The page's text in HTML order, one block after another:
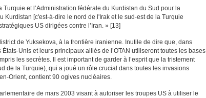
et l’Administration fédérale du Kurdistan du Sud pour la
Kurdistan [c'est-à-dire le nord de l'Irak et le sud-est de la Turquie
US dirigées contre l’Iran. » [13]
de Yuksekova, à la frontière iranienne. Inutile de dire que, dans
États-Unis et leurs principaux alliés de l’OTAN utiliseront toutes les bases
les secrètes. Il est important de garder à l’esprit que la tristement
de la Turquie), qui a joué un rôle crucial dans toutes les invasions
Orient, contient 90 ogives nucléaires.
de mars 2003 visant à autoriser les troupes US à utiliser le